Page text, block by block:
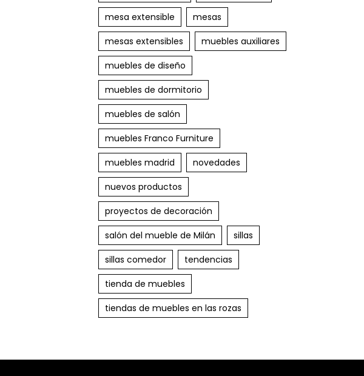
mesa extensible
mesas
mesas extensibles
muebles auxiliares
muebles de diseño
muebles de dormitorio
muebles de salón
muebles Franco Furniture
muebles madrid
novedades
nuevos productos
proyectos de decoración
salón del mueble de Milán
sillas
sillas comedor
tendencias
tienda de muebles
tiendas de muebles en las rozas